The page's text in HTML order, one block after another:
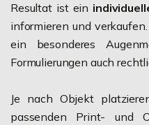
Resultat ist ein
informieren und
ein besonderes
Formulierungen auch
Je nach Objekt
passenden Print- und